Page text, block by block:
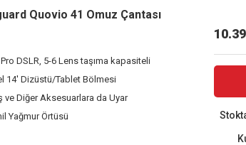
Quovio 41 Omuz Çantası
DSLR, 5-6 Lens taşıma kapasiteli
14' Dizüstü/Tablet Bölmesi
ve Diğer Aksesuarlara da Uyar
Yağmur Örtüsü